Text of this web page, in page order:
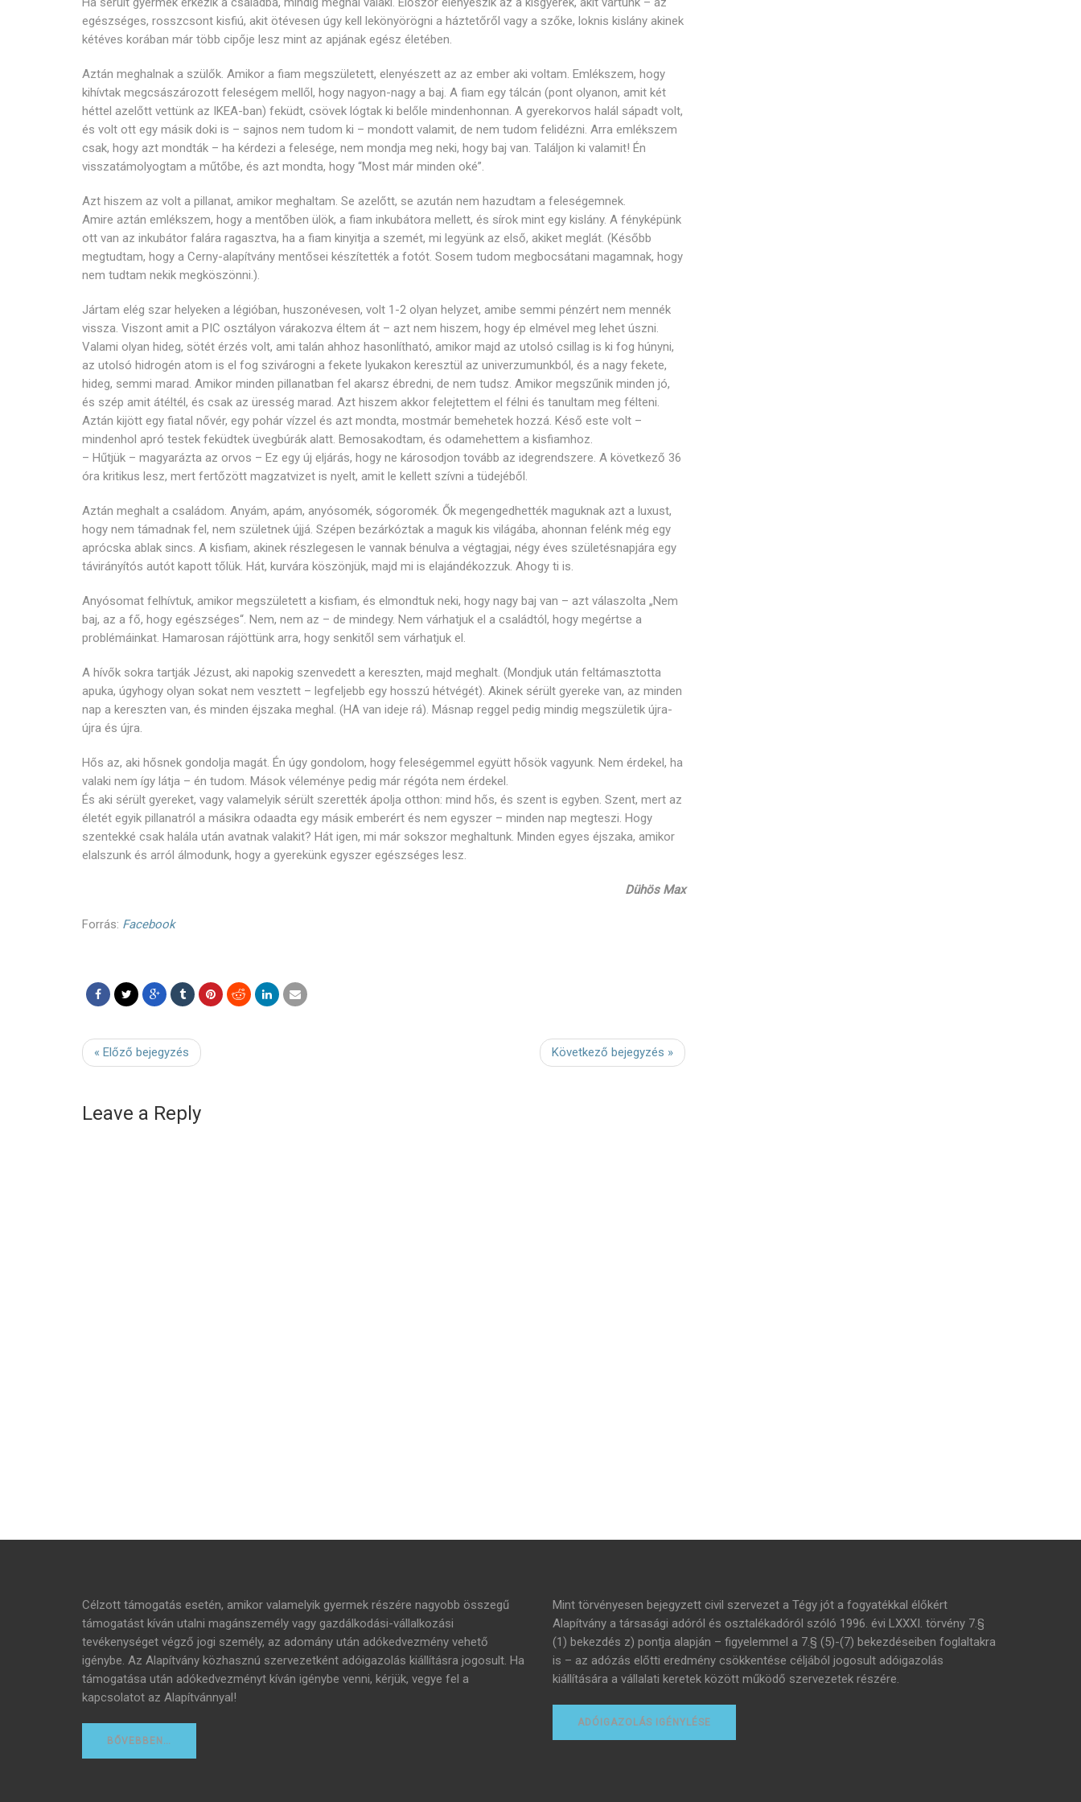
egészséges, rosszcsont kisfiú, akit ötévesen úgy kell lekönyörögni a háztetőről vagy a szőke, loknis kislány akinek
kétéves korában már több cipője lesz mint az apjának egész életében.
Aztán meghalnak a szülők. Amikor a fiam megszületett, elenyészett az az ember aki voltam. Emlékszem, hogy
kihívtak megcsászározott feleségem mellől, hogy nagyon-nagy a baj. A fiam egy tálcán (pont olyanon, amit két
héttel azelőtt vettünk az IKEA-ban) feküdt, csövek lógtak ki belőle mindenhonnan. A gyerekorvos halál sápadt volt,
és volt ott egy másik doki is – sajnos nem tudom ki – mondott valamit, de nem tudom felidézni. Arra emlékszem
csak, hogy azt mondták – ha kérdezi a felesége, nem mondja meg neki, hogy baj van. Találjon ki valamit! Én
visszatámolyogtam a műtőbe, és azt mondta, hogy “Most már minden oké”.
Azt hiszem az volt a pillanat, amikor meghaltam. Se azelőtt, se azután nem hazudtam a feleségemnek.
Amire aztán emlékszem, hogy a mentőben ülök, a fiam inkubátora mellett, és sírok mint egy kislány. A fényképünk
ott van az inkubátor falára ragasztva, ha a fiam kinyitja a szemét, mi legyünk az első, akiket meglát. (Később
megtudtam, hogy a Cerny-alapítvány mentősei készítették a fotót. Sosem tudom megbocsátani magamnak, hogy
nem tudtam nekik megköszönni.).
Jártam elég szar helyeken a légióban, huszonévesen, volt 1-2 olyan helyzet, amibe semmi pénzért nem mennék
vissza. Viszont amit a PIC osztályon várakozva éltem át – azt nem hiszem, hogy ép elmével meg lehet úszni.
Valami olyan hideg, sötét érzés volt, ami talán ahhoz hasonlítható, amikor majd az utolsó csillag is ki fog húnyni,
az utolsó hidrogén atom is el fog szivárogni a fekete lyukakon keresztül az univerzumunkból, és a nagy fekete,
hideg, semmi marad. Amikor minden pillanatban fel akarsz ébredni, de nem tudsz. Amikor megszűnik minden jó,
és szép amit átéltél, és csak az üresség marad. Azt hiszem akkor felejtettem el félni és tanultam meg félteni.
Aztán kijött egy fiatal nővér, egy pohár vízzel és azt mondta, mostmár bemehetek hozzá. Késő este volt –
mindenhol apró testek feküdtek üvegbúrák alatt. Bemosakodtam, és odamehettem a kisfiamhoz.
– Hűtjük – magyarázta az orvos – Ez egy új eljárás, hogy ne károsodjon tovább az idegrendszere. A következő 36
óra kritikus lesz, mert fertőzött magzatvizet is nyelt, amit le kellett szívni a tüdejéből.
Aztán meghalt a családom. Anyám, apám, anyósomék, sógoromék. Ők megengedhették maguknak azt a luxust,
hogy nem támadnak fel, nem születnek újjá. Szépen bezárkóztak a maguk kis világába, ahonnan felénk még egy
aprócska ablak sincs. A kisfiam, akinek részlegesen le vannak bénulva a végtagjai, négy éves születésnapjára egy
távirányítós autót kapott tőlük. Hát, kurvára köszönjük, majd mi is elajándékozzuk. Ahogy ti is.
Anyósomat felhívtuk, amikor megszületett a kisfiam, és elmondtuk neki, hogy nagy baj van – azt válaszolta „Nem
baj, az a fő, hogy egészséges“. Nem, nem az – de mindegy. Nem várhatjuk el a családtól, hogy megértse a
problémáinkat. Hamarosan rájöttünk arra, hogy senkitől sem várhatjuk el.
A hívők sokra tartják Jézust, aki napokig szenvedett a kereszten, majd meghalt. (Mondjuk után feltámasztotta
apuka, úgyhogy olyan sokat nem vesztett – legfeljebb egy hosszú hétvégét). Akinek sérült gyereke van, az minden
nap a kereszten van, és minden éjszaka meghal. (HA van ideje rá). Másnap reggel pedig mindig megszületik újra-
újra és újra.
Hős az, aki hősnek gondolja magát. Én úgy gondolom, hogy feleségemmel együtt hősök vagyunk. Nem érdekel, ha
valaki nem így látja – én tudom. Mások véleménye pedig már régóta nem érdekel.
És aki sérült gyereket, vagy valamelyik sérült szerették ápolja otthon: mind hős, és szent is egyben. Szent, mert az
életét egyik pillanatról a másikra odaadta egy másik emberért és nem egyszer – minden nap megteszi. Hogy
szentekké csak halála után avatnak valakit? Hát igen, mi már sokszor meghaltunk. Minden egyes éjszaka, amikor
elalszunk és arról álmodunk, hogy a gyerekünk egyszer egészséges lesz.
Dühös Max
Forrás: Facebook
« Előző bejegyzés Következő bejegyzés »
Leave a Reply
Célzott támogatás esetén, amikor valamelyik gyermek részére nagyobb összegű
támogatást kíván utalni magánszemély vagy gazdálkodási-vállalkozási
tevékenységet végző jogi személy, az adomány után adókedvezmény vehető
igénybe. Az Alapítvány közhasznú szervezetként adóigazolás kiállításra jogosult. Ha
támogatása után adókedvezményt kíván igénybe venni, kérjük, vegye fel a
kapcsolatot az Alapítvánnyal!
BŐVEBBEN…
Mint törvényesen bejegyzett civil szervezet a Tégy jót a fogyatékkal élőkért
Alapítvány a társasági adóról és osztalékadóról szóló 1996. évi LXXXI. törvény 7.§
(1) bekezdés z) pontja alapján – figyelemmel a 7.§ (5)-(7) bekezdéseiben foglaltakra
is – az adózás előtti eredmény csökkentése céljából jogosult adóigazolás
kiállítására a vállalati keretek között működő szervezetek részére.
ADÓIGAZOLÁS IGÉNYLÉSE